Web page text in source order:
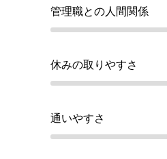
管理職との人間関係
休みの取りやすさ
通いやすさ